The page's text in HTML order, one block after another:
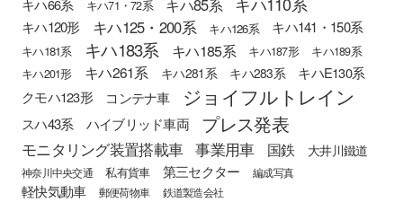
キハ71・72系
キハ120形 キハ125・200系 キハ126系 キハ141・150系
キハ181系 キハ183系 キハ185系 キハ187形
キハ189系
キハ201形
キハ261系 キハ281系 キハ283系
キハE130系
クモハ123形
コンテナ車 ジョイフルトレイン
スハ43系 ハイブリッド車両 プレス発表
モニタリング装置搭載車 事業用車 国鉄 大井川鐵道
神奈川中央交通 私有貨車 第三セクター 編成写真
軽快気動車 郵便荷物車 鉄道製造会社